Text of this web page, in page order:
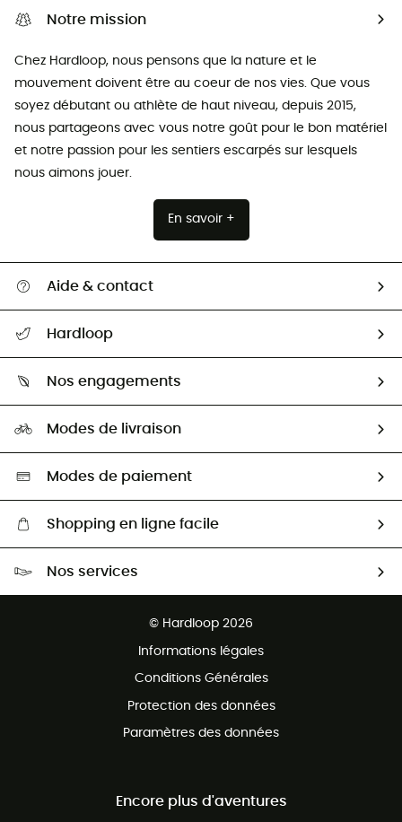
Notre mission
Chez Hardloop, nous pensons que la nature et le
mouvement doivent être au coeur de nos vies. Que vous
soyez débutant ou athlète de haut niveau, depuis 2015,
nous partageons avec vous notre goût pour le bon matériel
et notre passion pour les sentiers escarpés sur lesquels
nous aimons jouer.
En savoir +
Aide & contact
Retour & remboursement
Guide des tailles
Seconde Main
Aide & Contact
Hardloop
HardGuides
Nos engagements
Sélection éco-responsable
Modes de livraison
Modes de paiement
Shopping en ligne facile
Nos services
© Hardloop 2026
Informations légales
Conditions Générales
Protection des données
Paramètres des données
Encore plus d'aventures